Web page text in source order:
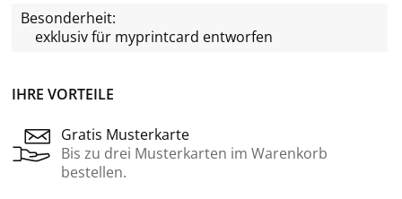
IHRE VORTEILE
Gratis Musterkarte
Bis zu drei Musterkarten im Warenkorb
bestellen.
Besonderheit:
exklusiv für myprintcard entworfen